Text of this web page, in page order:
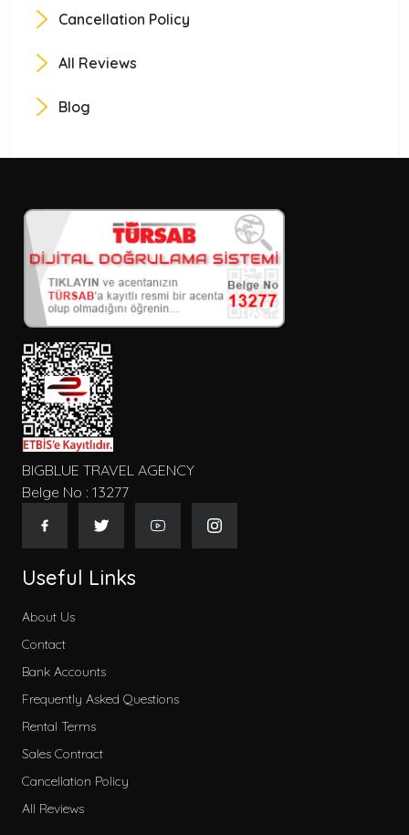
Cancellation Policy
All Reviews
Blog
BIGBLUE TRAVEL AGENCY
Belge No : 13277
Useful Links
About Us
Contact
Bank Accounts
Frequently Asked Questions
Rental Terms
Sales Contract
Cancellation Policy
All Reviews